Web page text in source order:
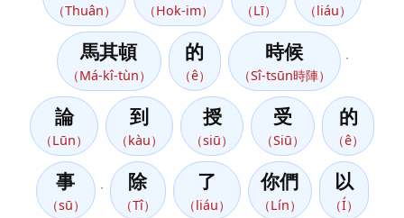
（Thuân） （Hok-im） （Lī） （liáu）
馬其頓
（Má-kî-tùn）
的
（ê）
時候
（Sî-tsūn時陣）
論
（Lūn）
到
（kàu）
授
（siū）
受
（Siū）
的
（ê）
事
（sū）
除
（Tî）
了
（liáu）
你們
（Lín）
以
（Í）